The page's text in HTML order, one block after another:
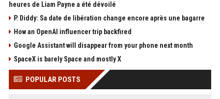
heures de Liam Payne a été dévoilé
P. Diddy: Sa date de libération change encore après une bagarre
How an OpenAI influencer trip backfired
Google Assistant will disappear from your phone next month
SpaceX is barely Space and mostly X
POPULAR POSTS